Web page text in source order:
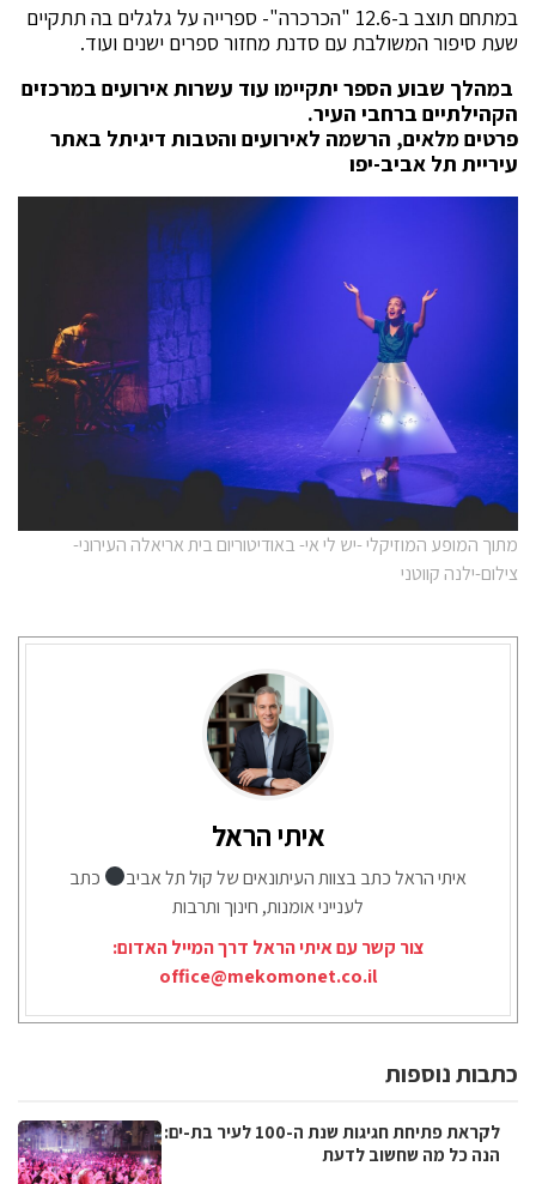
במתחם תוצב ב-12.6 "הכרכרה"- ספרייה על גלגלים בה תתקיים
שעת סיפור המשולבת עם סדנת מחזור ספרים ישנים ועוד.
במהלך שבוע הספר יתקיימו עוד עשרות אירועים במרכזים
הקהילתיים ברחבי העיר.
פרטים מלאים, הרשמה לאירועים והטבות דיגיתל באתר
עיריית תל אביב-יפו
מתוך המופע המוזיקלי -יש לי אי- באודיטוריום בית אריאלה העירוני-
צילום-ילנה קווטני
איתי הראל
איתי הראל כתב בצוות העיתונאים של קול תל אביב
כתב
לענייני אומנות, חינוך ותרבות
צור קשר עם איתי הראל דרך המייל האדום:
office@mekomonet.co.il
כתבות נוספות
לקראת פתיחת חגיגות שנת ה-100 לעיר בת-ים:
הנה כל מה שחשוב לדעת